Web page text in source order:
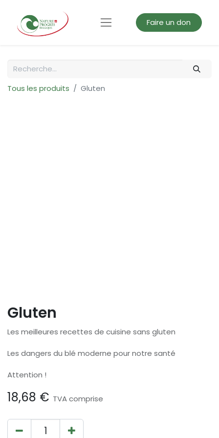
Faire un don
Tous les produits Gluten
Gluten
Les meilleures recettes de cuisine sans gluten
Les dangers du blé moderne pour notre santé
Attention !
18,68 € TVA comprise